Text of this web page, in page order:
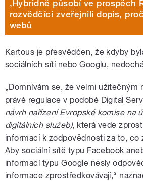
‚Hybridně působí ve prospěch
rozvědčíci zveřejnili dopis,
webů
Kartous je přesvědčen, že kdyby
sociálních sítí nebo Googlu,
„Domnívám se, že velmi užitečným
právě regulace v podobě Digital
návrh nařízení Evropské komise na
digitálních služeb), která vede
informací k zodpovědnosti za to, co
Aby sociální sítě typu Facebook
informací typu Google nesly
informace zprostředkovávají,“